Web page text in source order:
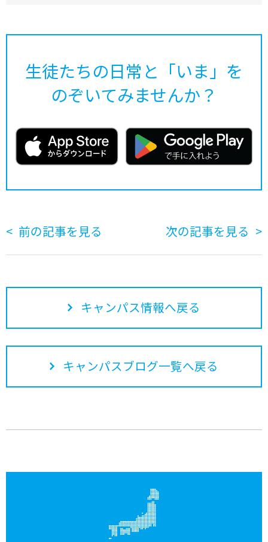
生徒たちの日常と「いま」を
のぞいてみませんか？
前の記事を見る 次の記事を見る
キャンパス情報へ戻る
キャンパスブログ一覧へ戻る